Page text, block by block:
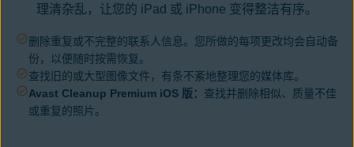
理清杂乱，让您的 iPad 或 iPhone 变得整洁有序。
删除重复或不完整的联系人信息。您所做的每项更改均会自动备
份，以便随时按需恢复。
查找旧的或大型图像文件，有条不紊地整理您的媒体库。
Avast Cleanup Premium iOS 版： 查找并删除相似、质量不佳
或重复的照片。